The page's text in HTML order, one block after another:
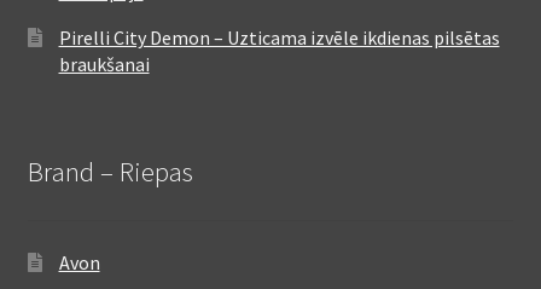
Pirelli City Demon – Uzticama izvēle ikdienas pilsētas
braukšanai
Brand – Riepas
Avon